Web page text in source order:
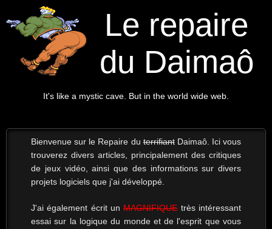
Le repaire
du Daimaô
It's like a mystic cave. But in the world wide web.
Bienvenue sur le Repaire duterrifiantDaimaô. Ici vous
trouverez divers articles, principalement des critiques
de jeux vidéo, ainsi que des informations sur divers
projets logiciels que j'ai développé.
J'ai également écrit unMAGNIFIQUEtrès intéressant
essai sur la logique du monde et de l'esprit que vous